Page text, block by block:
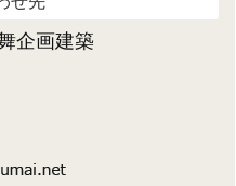
企画建築